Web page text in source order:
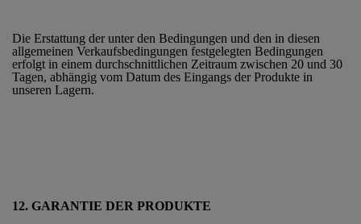
Die Erstattung der unter den Bedingungen und den in diesen
allgemeinen Verkaufsbedingungen festgelegten Bedingungen
erfolgt in einem durchschnittlichen Zeitraum zwischen 20 und 30
Tagen, abhängig vom Datum des Eingangs der Produkte in
unseren Lagern.
12. GARANTIE DER PRODUKTE